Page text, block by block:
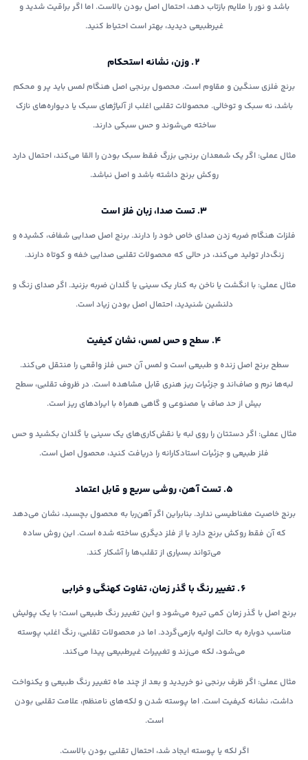
باشد و نور را ملایم بازتاب دهد، احتمال اصل بودن بالاست. اما اگر براقیت شدید و
غیرطبیعی دیدید، بهتر است احتیاط کنید.
۲. وزن، نشانه استحکام
برنج فلزی سنگین و مقاوم است. محصول برنجی اصل هنگام لمس باید پر و محکم
باشد، نه سبک و توخالی. محصولات تقلبی اغلب از آلیاژهای سبک یا دیواره‌های نازک
ساخته می‌شوند و حس سبکی دارند.
مثال عملی: اگر یک شمعدان برنجی بزرگ فقط سبک بودن را القا می‌کند، احتمال دارد
روکش برنج داشته باشد و اصل نباشد.
۳. تست صدا، زبان فلز است
فلزات هنگام ضربه زدن صدای خاص خود را دارند. برنج اصل صدایی شفاف، کشیده و
زنگ‌دار تولید می‌کند، در حالی که محصولات تقلبی صدایی خفه و کوتاه دارند.
مثال عملی: با انگشت یا ناخن به کنار یک سینی یا گلدان ضربه بزنید. اگر صدای زنگ و
دلنشین شنیدید، احتمال اصل بودن زیاد است.
۴. سطح و حس لمس، نشان کیفیت
سطح برنج اصل زنده و طبیعی است و لمس آن حس فلز واقعی را منتقل می‌کند.
لبه‌ها نرم و صاف‌اند و جزئیات ریز هنری قابل مشاهده است. در ظروف تقلبی، سطح
بیش از حد صاف یا مصنوعی و گاهی همراه با ایرادهای ریز است.
مثال عملی: اگر دستتان را روی لبه یا نقش‌کاری‌های یک سینی یا گلدان بکشید و حس
فلز طبیعی و جزئیات استادکارانه را دریافت کنید، محصول اصل است.
۵. تست آهن، روشی سریع و قابل اعتماد
برنج خاصیت مغناطیسی ندارد. بنابراین اگر آهن‌ربا به محصول بچسبد، نشان می‌دهد
که آن فقط روکش برنج دارد یا از فلز دیگری ساخته شده است. این روش ساده
می‌تواند بسیاری از تقلب‌ها را آشکار کند.
۶. تغییر رنگ با گذر زمان، تفاوت کهنگی و خرابی
برنج اصل با گذر زمان کمی تیره می‌شود و این تغییر رنگ طبیعی است؛ با یک پولیش
مناسب دوباره به حالت اولیه بازمی‌گردد. اما در محصولات تقلبی، رنگ اغلب پوسته
می‌شود، لکه می‌زند و تغییرات غیرطبیعی پیدا می‌کند.
مثال عملی: اگر ظرف برنجی نو خریدید و بعد از چند ماه تغییر رنگ طبیعی و یکنواخت
داشت، نشانه کیفیت است. اما پوسته شدن و لکه‌های نامنظم، علامت تقلبی بودن
است.
اگر لکه یا پوسته ایجاد شد، احتمال تقلبی بودن بالاست.